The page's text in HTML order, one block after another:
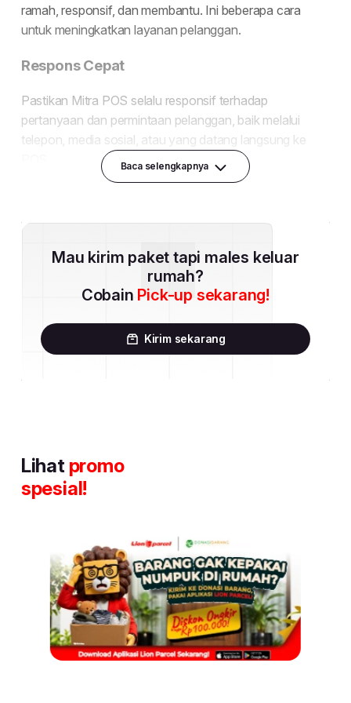
Baca selengkapnya
Mau kirim paket tapi males keluar
rumah?
Cobain Pick-up sekarang!
Kirim sekarang
Lihat promo
spesial!